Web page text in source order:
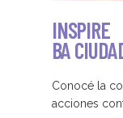
INSPIRE
BA
Conocé la
acciones